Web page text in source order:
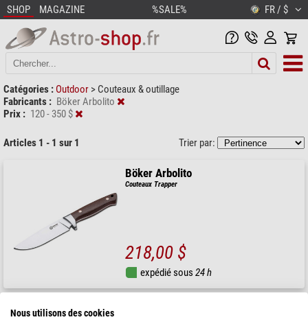
SHOP MAGAZINE %SALE% FR / $
Catégories : Outdoor > Couteaux & outillage
Fabricants : Böker Arbolito
Prix : 120 - 350 $
Articles 1 - 1 sur 1 Trier par:
Böker Arbolito
Couteaux Trapper
218,00 $
expédié sous24 h
Nous utilisons des cookies